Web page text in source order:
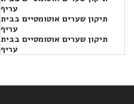
עריף
תיקון שערים אוטומטיים בבית
עריף
תיקון שערים אוטומטיים בבית
עריף